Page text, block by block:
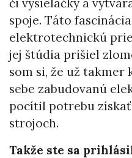
či vysielačky a
spoje. Táto
elektrotechnickú
jej štúdia prišiel
som si, že už takmer
sebe zabudovanú
pocítil potrebu
strojoch.
Takže ste sa